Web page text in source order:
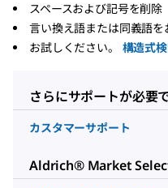
スペースおよび記号を削除
言い換え語または同義語を
お試しください。
構造式
さらにサポートが必要
カスタマーサポート
Aldrich® Market